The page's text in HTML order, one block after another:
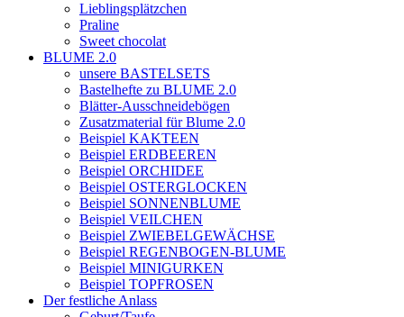
Lieblingsplätzchen
Praline
Sweet chocolat
BLUME 2.0
unsere BASTELSETS
Bastelhefte zu BLUME 2.0
Blätter-Ausschneidebögen
Zusatzmaterial für Blume 2.0
Beispiel KAKTEEN
Beispiel ERDBEEREN
Beispiel ORCHIDEE
Beispiel OSTERGLOCKEN
Beispiel SONNENBLUME
Beispiel VEILCHEN
Beispiel ZWIEBELGEWÄCHSE
Beispiel REGENBOGEN-BLUME
Beispiel MINIGURKEN
Beispiel TOPFROSEN
Der festliche Anlass